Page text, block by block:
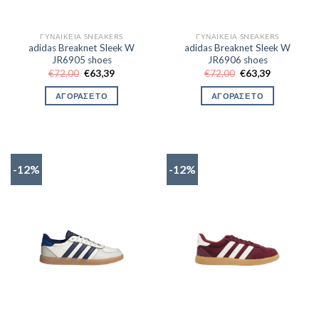
ΓΥΝΑΙΚΕΊΑ SNEAKERS
adidas Breaknet Sleek W
JR6905 shoes
€72,00 Original
price
was:
€72,00.
€63,39Η
τιμή
ΑΓΟΡΑΣΕ ΤΟ
ΓΥΝΑΙΚΕΊΑ SNEAKERS
adidas Breaknet Sleek W
JR6906 shoes
€72,00 Original
price
was:
€72,00.
€63,39Η
τιμή
ΑΓΟΡΑΣΕ ΤΟ
-12% -12%